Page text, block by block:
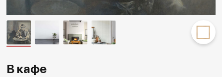
События Контакты
Другие проекты
baget
В кафе